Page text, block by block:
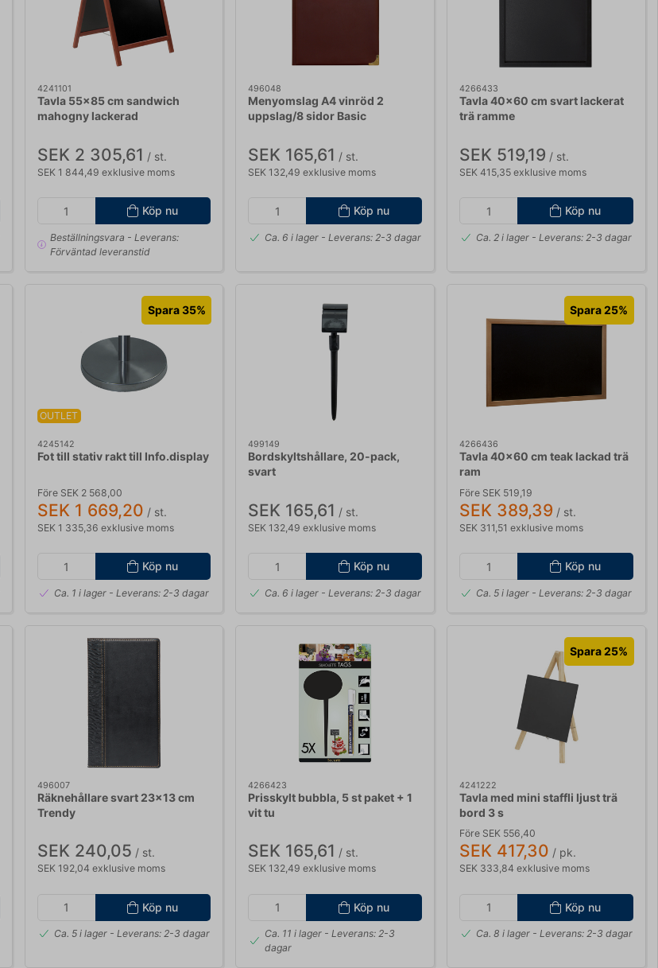
4241101
Tavla 55x85 cm sandwich
mahogny lackerad
SEK 2 305,61 / st.
SEK 1 844,49 exklusive moms
Köp nu
Beställningsvara - Leverans:
Förväntad leveranstid
496048
Menyomslag A4 vinröd 2
uppslag/8 sidor Basic
SEK 165,61 / st.
SEK 132,49 exklusive moms
Köp nu
Ca. 6 i lager - Leverans: 2-3 dagar
4266433
Tavla 40x60 cm svart lackerat
trä ramme
SEK 519,19 / st.
SEK 415,35 exklusive moms
Köp nu
Ca. 2 i lager - Leverans: 2-3 dagar
OUTLET
Spara 35%
4245142
Fot till stativ rakt till Info.display
Före SEK 2 568,00
SEK 1 669,20 / st.
SEK 1 335,36 exklusive moms
Köp nu
Ca. 1 i lager- Leverans: 2-3 dagar
499149
Bordskyltshållare, 20-pack,
svart
SEK 165,61 / st.
SEK 132,49 exklusive moms
Köp nu
Ca. 6 i lager - Leverans: 2-3 dagar
Spara 25%
4266436
Tavla 40x60 cm teak lackad trä
ram
Före SEK 519,19
SEK 389,39 / st.
SEK 311,51 exklusive moms
Köp nu
Ca. 5 i lager - Leverans: 2-3 dagar
496007
Räknehållare svart 23x13 cm
Trendy
SEK 240,05 / st.
SEK 192,04 exklusive moms
Köp nu
Ca. 5 i lager- Leverans: 2-3 dagar
4266423
Prisskylt bubbla, 5 st paket + 1
vit tu
SEK 165,61 / st.
SEK 132,49 exklusive moms
Köp nu
Ca. 11 i lager - Leverans: 2-3
dagar
Spara 25%
4241222
Tavla med mini staffli ljust trä
bord 3 s
Före SEK 556,40
SEK 417,30 / pk.
SEK 333,84 exklusive moms
Köp nu
Ca. 8 i lager - Leverans: 2-3 dagar